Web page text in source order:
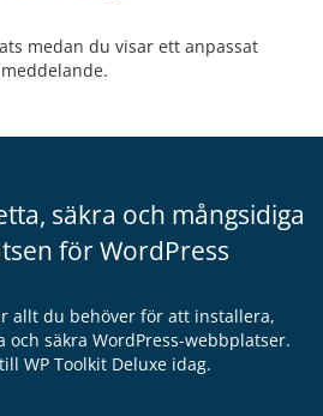
medan du visar ett anpassat
meddelande.
säkra och mångsidiga
för WordPress
allt du behöver för att installera,
säkra WordPress-webbplatser.
WP Toolkit Deluxe idag.